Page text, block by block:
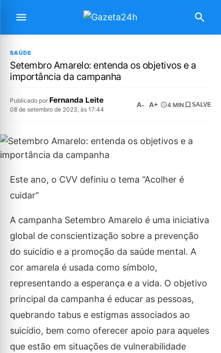
SAÚDE
Setembro Amarelo: entenda os objetivos e a
importância da campanha
Publicado por Fernanda Leite
08 de setembro de 2023, às 17:44
A- A+ 4 MIN SALVE
Este ano, o CVV definiu o tema “Acolher é
cuidar”
A campanha Setembro Amarelo é uma iniciativa
global de conscientização sobre a prevenção
do suicídio e a promoção da saúde mental. A
cor amarela é usada como símbolo,
representando a esperança e a vida. O objetivo
principal da campanha é educar as pessoas,
quebrando tabus e estigmas associados ao
suicídio, bem como oferecer apoio para aqueles
que estão em situações de vulnerabilidade